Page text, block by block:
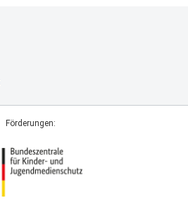
Förderungen: